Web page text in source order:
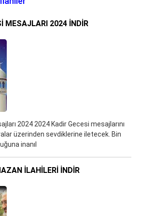
MESAJLARI 2024 İNDIR
2024 2024 Kadir Gecesi mesajlarını
üzerinden sevdiklerine iletecek. Bin
inanıl
İLAHILERI İNDIR